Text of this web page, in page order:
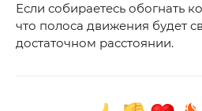
Если собираетесь обогнать
что полоса движения будет
достаточном расстоянии.